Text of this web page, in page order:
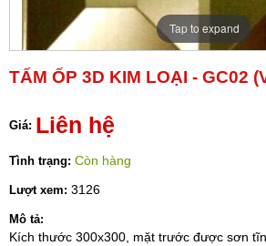
Tap to expand
TẤM ỐP 3D KIM LOẠI - GC02
Giá: Liên hệ
Tình trạng: Còn hàng
Lượt xem: 3126
Mô tả:
Kích thước 300x300, mặt trước được sơn